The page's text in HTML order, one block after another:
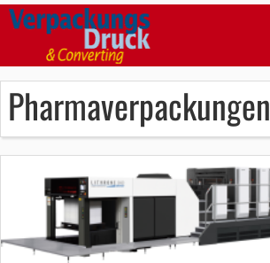
Pharmaverpackungen